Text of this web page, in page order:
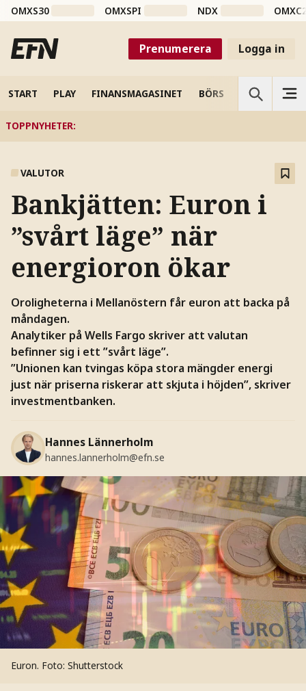
OMXS30 OMXSPI NDX
Prenumerera Logga in
START PLAY FINANSMAGASINET BÖRS VETENSKAP
TOPPNYHETER:
VALUTOR
Bankjätten: Euron i
”svårt läge” när
energioron ökar
Oroligheterna i Mellanöstern får euron att backa på
måndagen.
Analytiker på Wells Fargo skriver att valutan
befinner sig i ett ”svårt läge”.
”Unionen kan tvingas köpa stora mängder energi
just när priserna riskerar att skjuta i höjden”, skriver
investmentbanken.
Hannes Lännerholm
hannes.lannerholm@efn.se
Euron. Foto: Shutterstock